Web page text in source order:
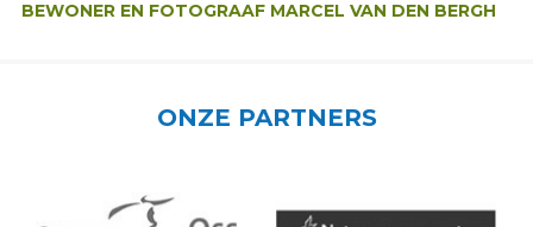
BEWONER EN FOTOGRAAF MARCEL VAN DEN BERGH
ONZE PARTNERS